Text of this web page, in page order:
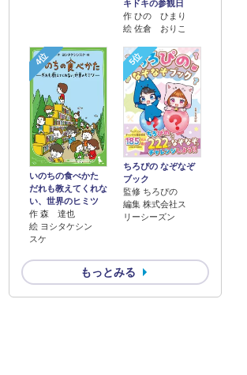
キドキの参観日
作 ひの ひまり
絵 佐倉 おりこ
4位
いのちの食べかた
だれも教えてくれな
い、世界のヒミツ
作 森 達也
絵 ヨシタケシン
スケ
5位
ちろぴの なぞなぞ
ブック
監修 ちろぴの
編集 株式会社ス
リーシーズン
もっとみる